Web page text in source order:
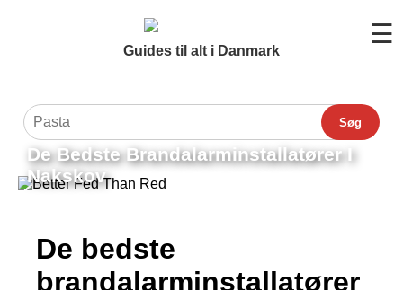
Guides til alt i Danmark
☰
Søg
De Bedste Brandalarminstallatører I
Nakskov
De bedste
brandalarminstallatører